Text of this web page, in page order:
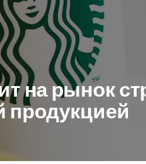
на рынок
продукцией